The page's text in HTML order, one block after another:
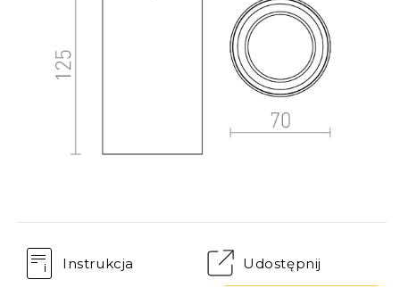
Instrukcja Udostępnij